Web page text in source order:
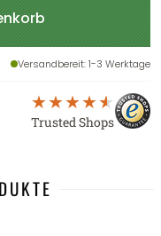
Versandbereit: 1-3 Werktage
Trusted Shops